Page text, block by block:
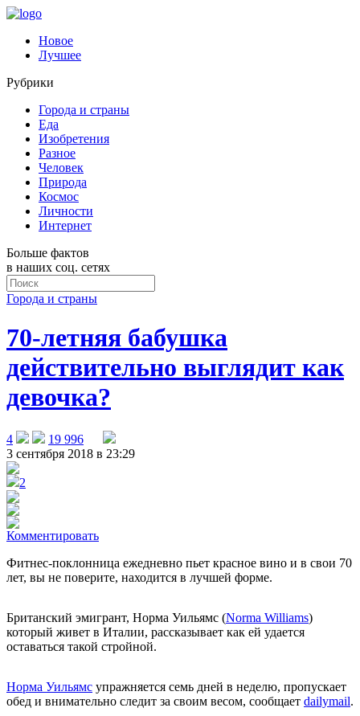
Новое
Лучшее
Рубрики
Города и страны
Еда
Изобретения
Разное
Человек
Природа
Космос
Личности
Интернет
Больше фактов
в наших соц. сетях
Города и страны
70-летняя бабушка
действительно выглядит как
девочка?
4
19 996
3 сентября 2018 в 23:29
2
Комментировать
Фитнес-поклонница ежедневно пьет красное вино и в свои 70
лет, вы не поверите, находится в лучшей форме.
Британский эмигрант, Норма Уильямс (Norma Williams)
который живет в Италии, рассказывает как ей удается
оставаться такой стройной.
Норма Уильямс упражняется семь дней в неделю, пропускает
обед и внимательно следит за своим весом, сообщает dailymail.